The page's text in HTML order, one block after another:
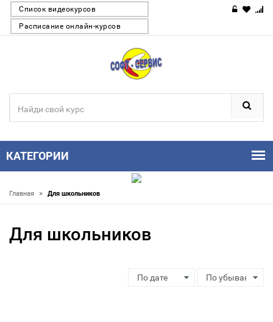
Список видеокурсов
Расписание онлайн-курсов
КАТЕГОРИИ
Главная » Для школьников
Для школьников